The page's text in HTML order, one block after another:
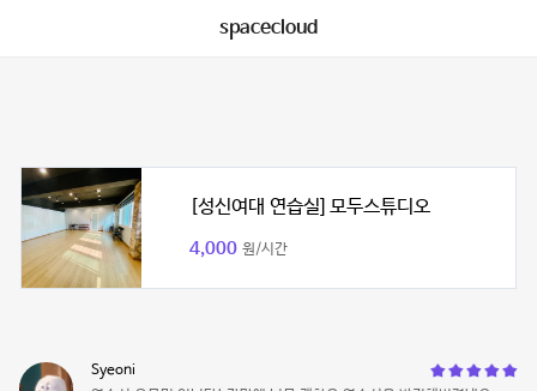
spacecloud
[성신여대 연습실] 모두스튜디오
4,000 원/시간
Syeoni